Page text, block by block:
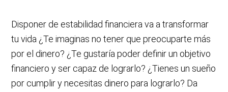
Disponer de estabilidad financiera va a transformar
tu vida ¿Te imaginas no tener que preocuparte más
por el dinero? ¿Te gustaría poder definir un objetivo
financiero y ser capaz de lograrlo? ¿Tienes un sueño
por cumplir y necesitas dinero para lograrlo? Da